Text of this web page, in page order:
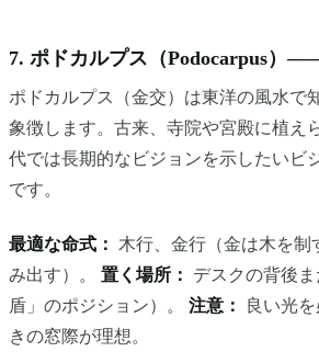
7. ポドカルプス（Podocarpus）
ポドカルプス（金交）は東洋の風水で
象徴します。古来、寺院や宮殿に植え
代では長期的なビジョンを示したいビ
です。
最適な命式：
木行、金行（金は木を制
み出す）。 置く場所：
デスクの背後
盾」のポジション）。 注意：
良い光
きの窓際が理想。